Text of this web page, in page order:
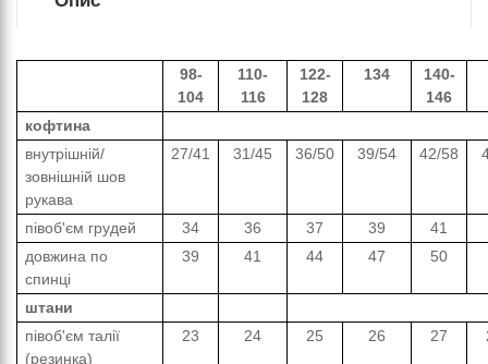
98-
104
110-
116
122-
128
134
140-
146
кофтина
внутрішній/
зовнішній шов
рукава
27/41 31/45 36/50 39/54 42/58
півоб'єм грудей 34 36 37 39
41
довжина по
спинці
39 41 44 47 50
штани
півоб'єм талії
(резинка)
23 24 25 26 27